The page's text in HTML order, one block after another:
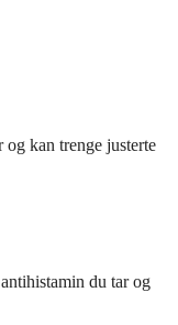
kan trenge justerte
du tar og